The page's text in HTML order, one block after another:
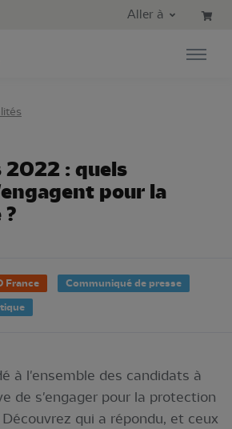
Aller au menu principal
Aller à
2022 : quels
pour la
France
Communiqué de presse
à l'ensemble des candidats à
de s'engager pour la protection
qui a répondu, et ceux